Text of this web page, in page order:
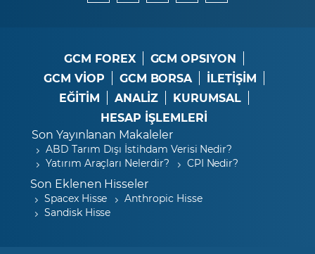
GCM FOREX
GCM OPSIYON
GCM VİOP
GCM BORSA
İLETİŞİM
EĞİTİM
ANALİZ
KURUMSAL
HESAP İŞLEMLERİ
Son Yayınlanan Makaleler
ABD Tarım Dışı İstihdam Verisi Nedir?
Yatırım Araçları Nelerdir?
CPI Nedir?
Son Eklenen Hisseler
Spacex Hisse
Anthropic Hisse
Sandisk Hisse